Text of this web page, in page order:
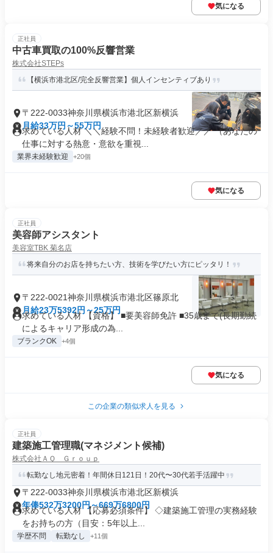
気になる
正社員
中古車買取の100%反響営業
株式会社STEPs
【横浜市港北区/完全反響営業】個人インセンティブあり
〒222-0033神奈川県横浜市港北区新横浜
月給33万円～55万円
求めている人材 ＼＼経験不問！未経験者歓迎／／ （あなたの
仕事に対する熱意・意欲を重視...
業界未経験歓迎 +20個
気になる
正社員
美容師アシスタント
美容室TBK 菊名店
将来自分のお店を持ちたい方、技術を学びたい方にピッタリ！
〒222-0021神奈川県横浜市港北区篠原北
月給23万5392円～25万円
求めている人材 【資格】 ■要美容師免許 ■35歳まで(長期勤続
によるキャリア形成の為...
ブランクOK +4個
気になる
この企業の類似求人を見る
正社員
建築施工管理職(マネジメント候補)
株式会社ＡＱ Ｇｒｏｕｐ
転勤なし地元密着！年間休日121日！20代〜30代若手活躍中
〒222-0033神奈川県横浜市港北区新横浜
年俸532万3200円～669万6800円
求めている人材 【応募必須条件】 ◇建築施工管理の実務経験
をお持ちの方（目安：5年以上...
学歴不問 転勤なし +11個